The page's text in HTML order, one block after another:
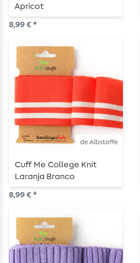
Apricot
8,99 € *
de Albstoffe
Cuff Me College Knit
Laranja Branco
8,99 € *